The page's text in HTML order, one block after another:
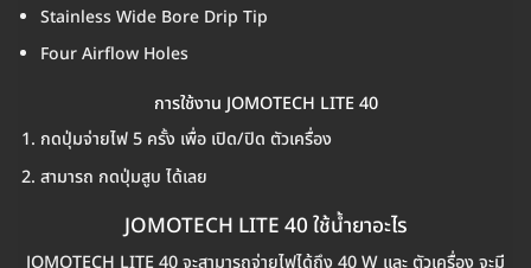
Stainless Wide Bore Drip Tip
Four Airflow Holes
การใช้งาน JOMOTECH LITE 40
กดปุ่มจ่ายไฟ 5 ครั้ง เพื่อ เปิด/ปิด ตัวเครื่อง
สามารถ กดปุ่มสูบ ได้เลย
JOMOTECH LITE 40 ใช้น้ำยาอะไร
JOMOTECH LITE 40 จะสามารถจ่ายไฟได้ถึง 40 W และ ตัวเครื่อง จะมี